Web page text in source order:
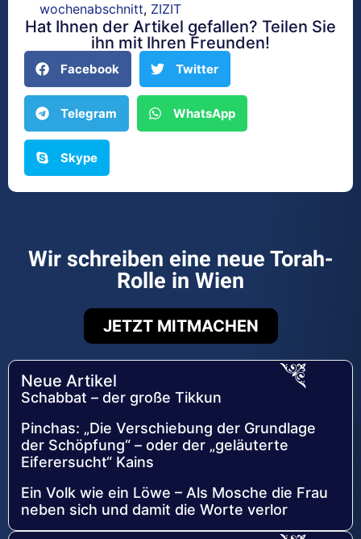
wochenabschnitt, ZIZIT
Hat Ihnen der Artikel gefallen? Teilen Sie
ihn mit Ihren Freunden!
Facebook Twitter
Telegram WhatsApp
Skype
Wir schreiben eine neue Torah-
Rolle in Wien
JETZT MITMACHEN
Neue Artikel
Schabbat – der große Tikkun
Pinchas: „Die Verschiebung der Grundlage
der Schöpfung“ – oder der „geläuterte
Eiferersucht“ Kains
Ein Volk wie ein Löwe – Als Mosche die Frau
neben sich und damit die Worte verlor